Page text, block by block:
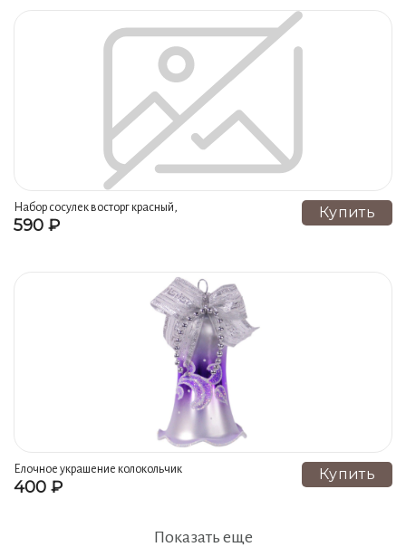
Набор сосулек восторг красный,
14 см, елочка
590 ₽
Купить
Елочное украшение колокольчик
эхо, фиолетовый, 85 мм, елочка
400 ₽
Купить
Показать еще